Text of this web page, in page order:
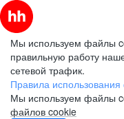
Мы используем файлы
правильную работу
сетевой трафик.
Правила
Мы используем файлы
файлов cookie